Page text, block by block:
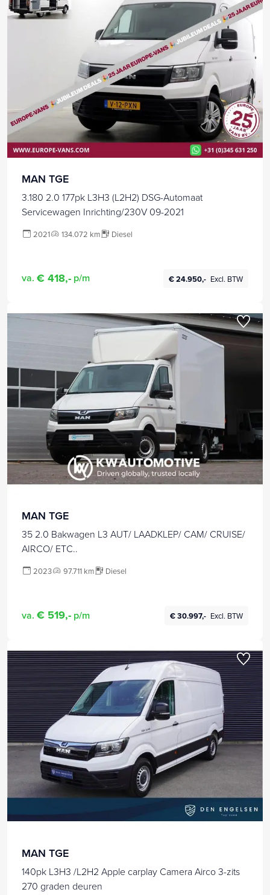
MAN TGE
3.180 2.0 177pk L3H3 (L2H2) DSG-Automaat
Servicewagen Inrichting/230V 09-2021
2021 134.072 km Diesel
va. € 418,- p/m € 24.950,- Excl. BTW
MAN TGE
35 2.0 Bakwagen L3 AUT/ LAADKLEP/ CAM/ CRUISE/
AIRCO/ ETC..
2023 97.711 km Diesel
va. € 519,- p/m € 30.997,- Excl. BTW
MAN TGE
140pk L3H3 /L2H2 Apple carplay Camera Airco 3-zits
270 graden deuren